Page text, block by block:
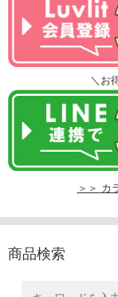
＼お
＞＞ カ
商品検索